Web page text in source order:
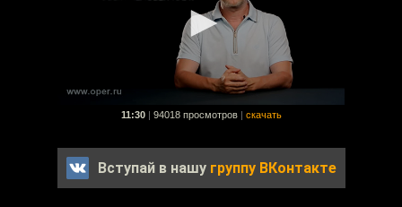
11:30 94018 просмотров скачать
Вступай в нашу группу ВКонтакте